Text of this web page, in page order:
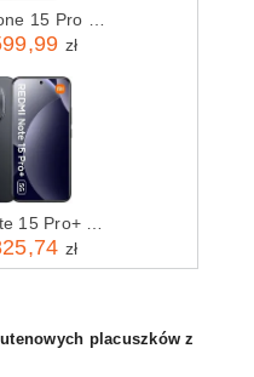
zł
zł
placuszków z